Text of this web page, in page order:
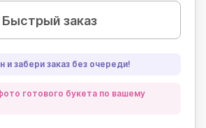
Быстрый заказ
и забери заказ без очереди!
готового букета по вашему